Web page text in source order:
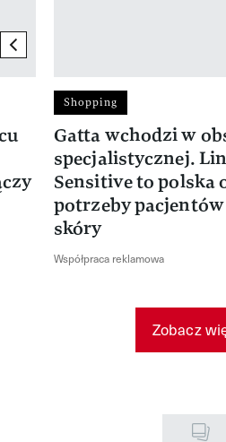
previous element
Shopping
Gatta wchodzi w
specjalistycznej.
Sensitive to polska
potrzeby
skóry
Współpraca reklamowa
Zobacz